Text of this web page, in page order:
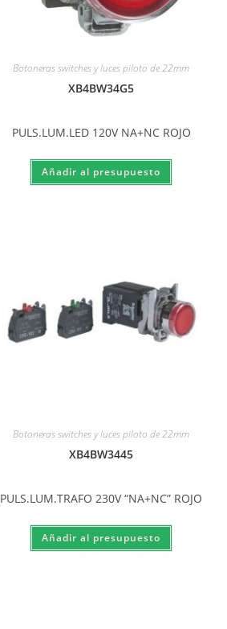
Botoneras switches y luces piloto de 22mm
XB4BW34G5
PULS.LUM.LED 120V NA+NC ROJO
Botoneras switches y luces piloto de 22mm
XB4BW3445
PULS.LUM.TRAFO 230V “NA+NC” ROJO